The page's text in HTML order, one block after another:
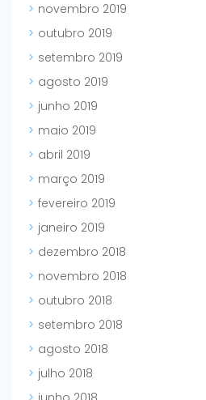
novembro 2019
outubro 2019
setembro 2019
agosto 2019
junho 2019
maio 2019
abril 2019
março 2019
fevereiro 2019
janeiro 2019
dezembro 2018
novembro 2018
outubro 2018
setembro 2018
agosto 2018
julho 2018